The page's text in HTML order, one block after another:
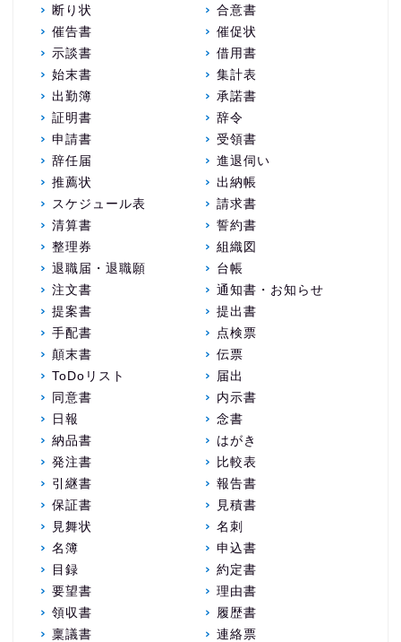
断り状
合意書
催告書
催促状
示談書
借用書
始末書
集計表
出勤簿
承諾書
証明書
辞令
申請書
受領書
辞任届
進退伺い
推薦状
出納帳
スケジュール表
請求書
清算書
誓約書
整理券
組織図
退職届・退職願
台帳
注文書
通知書・お知らせ
提案書
提出書
手配書
点検票
顛末書
伝票
ToDoリスト
届出
同意書
内示書
日報
念書
納品書
はがき
発注書
比較表
引継書
報告書
保証書
見積書
見舞状
名刺
名簿
申込書
目録
約定書
要望書
理由書
領収書
履歴書
稟議書
連絡票